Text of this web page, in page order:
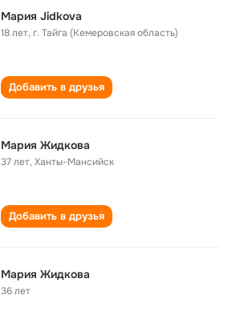
Мария Jidkova
18 лет,г. Тайга (Кемеровская область)
Добавить в друзья
Мария Жидкова
37 лет,Ханты-Мансийск
Добавить в друзья
Мария Жидкова
36 лет